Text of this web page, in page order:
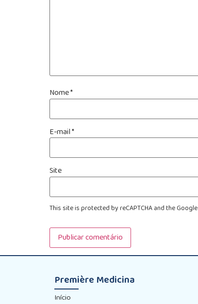
Nome*
E-mail*
Site
This site is protected by reCAPTCHA and the Google
Première Medicina
Início